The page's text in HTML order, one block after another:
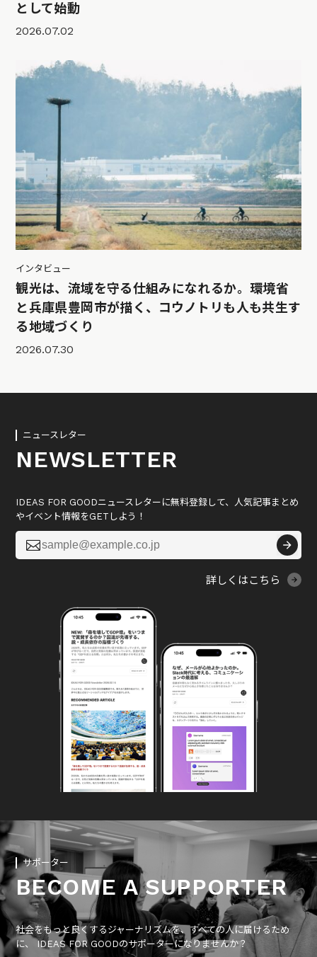
として始動
2026.07.02
インタビュー
観光は、流域を守る仕組みになれるか。環境省
と兵庫県豊岡市が描く、コウノトリも人も共生す
る地域づくり
2026.07.30
ニュースレター
NEWSLETTER
IDEAS FOR GOODニュースレターに無料登録して、人気記事まとめ
やイベント情報をGETしよう！

詳しくはこちら
サポーター
BECOME A SUPPORTER
社会をもっと良くするジャーナリズムを、すべての人に届けるため
に、 IDEAS FOR GOODのサポーターになりませんか？